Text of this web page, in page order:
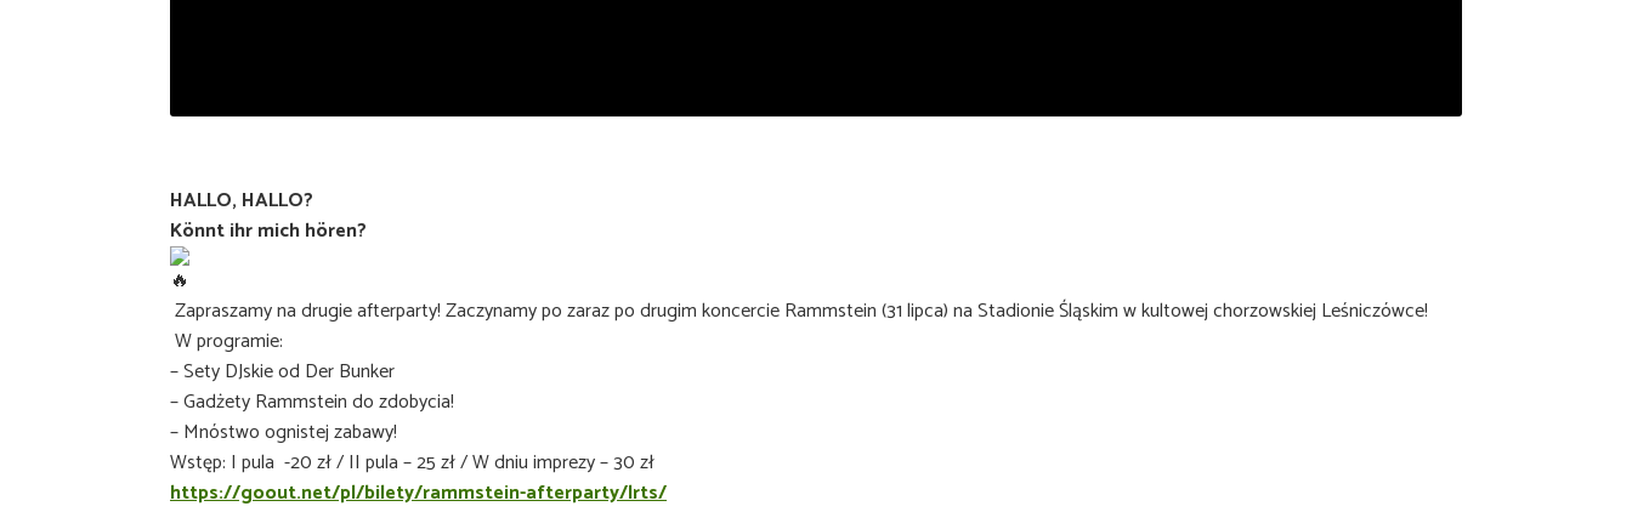
HALLO, HALLO?
Könnt ihr mich hören?
Zapraszamy na drugie afterparty! Zaczynamy po zaraz po drugim koncercie Rammstein (31 lipca) na Stadionie Śląskim w kultowej chorzowskiej Leśniczówce!
W programie:
– Sety DJskie od Der Bunker
– Gadżety Rammstein do zdobycia!
– Mnóstwo ognistej zabawy!
Wstęp: I pula -20 zł / II pula – 25 zł / W dniu imprezy – 30 zł
https://goout.net/pl/bilety/rammstein-afterparty/lrts/